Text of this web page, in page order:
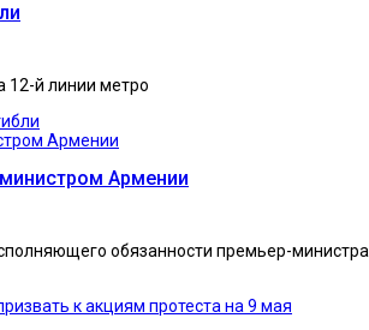
12-й линии метро
Армении
обязанности премьер-министра